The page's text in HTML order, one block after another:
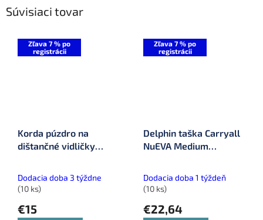
Súvisiaci tovar
Zľava 7 % po
registrácii
Korda púzdro na
dištančné vidličky
Dodacia doba 3 týždne
(10 ks)
€15
Zľava 7 % po
registrácii
Delphin taška Carryall
NuEVA Medium
Dodacia doba 1 týždeň
(10 ks)
€22,64